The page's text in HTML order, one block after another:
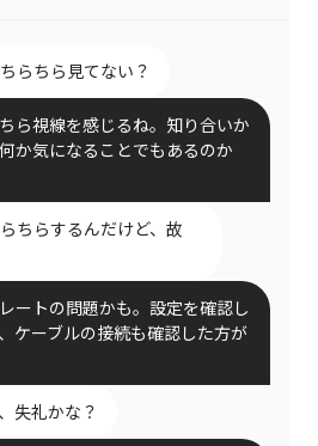
らちら見てない？
ら視線を感じるね。知り合いか
か気になることでもあるのか
ちらするんだけど、故
ートの問題かも。設定を確認し
ケーブルの接続も確認した方が
失礼かな？